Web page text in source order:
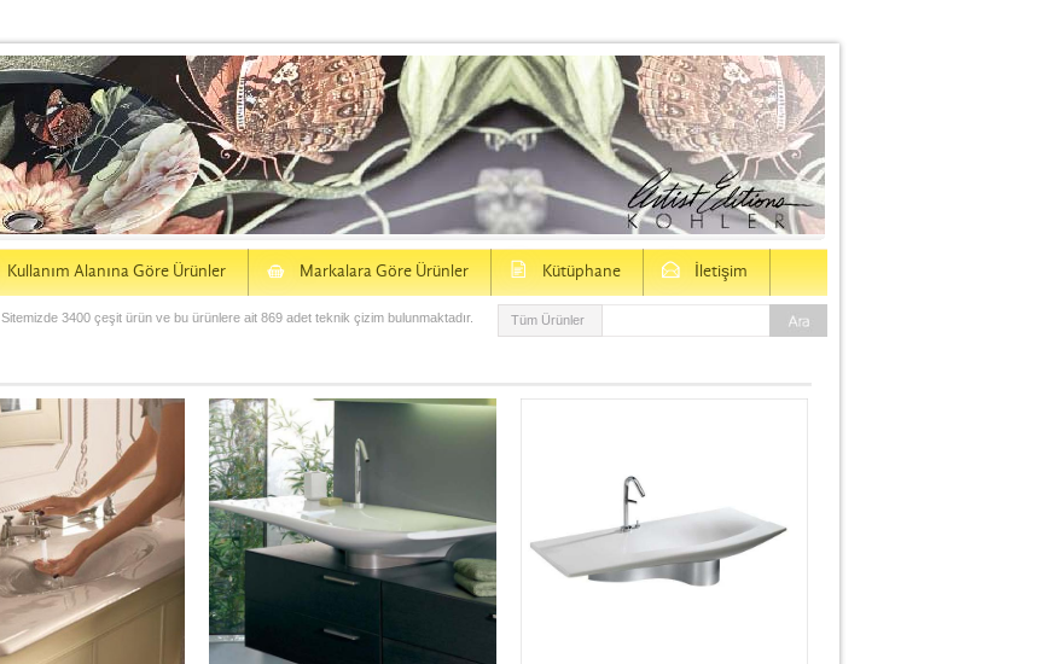
Kullanım Alanına Göre Ürünler Markalara Göre Ürünler
S Kütüphane
D İletişim
E
Sitemizde 3400 çeşit ürün ve bu ürünlere ait 869 adet teknik çizim bulunmaktadır. Tüm Ürünler